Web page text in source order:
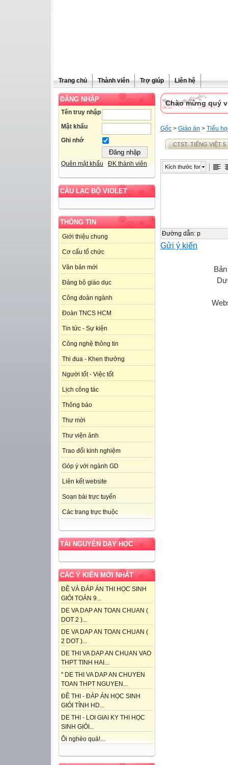
Trang chủ Thành viên Trợ giúp Liên hệ
ĐĂNG NHẬP
Tên truy nhập
Mật khẩu
Ghi nhớ
Quên mật khẩu ĐK thành viên
CÂU LẠC BỘ VIOLET
THÔNG TIN
Giới thiệu chung
Cơ cấu tổ chức
Văn bản mới
Đảng bộ giáo dục
Công đoàn ngành
Đoàn TNCS HCM
Tin tức - Sự kiện
Công nghệ thông tin
Thi đua - Khen thưởng
Người tốt - Việc tốt
Lịch công tác
Thông báo
Thư mời
Thư viện ảnh
Trao đổi kinh nghiệm
Góp ý với ngành GD
Liên kết website
Soạn bài trực tuyến
Các trang trực thuộc
TÀI NGUYÊN DẠY HỌC
CÁC Ý KIẾN MỚI NHẤT
ĐỀ VÀ ĐÁP ÁN THI HỌC SINH
GIỎI TOÁN 9...
DE VA DAP AN TOAN CHUAN (
DOT 2 )...
DE VA DAP AN TOAN CHUAN (
2 DOT )...
DE THI VA DAP AN CHUAN VAO
THPT TINH HAI...
" DE THI VA DAP AN CHUYEN
TOAN THPT NGUYEN...
ĐỀ THI - ĐÁP ÁN HỌC SINH
GIỎI TỈNH HD...
DE THI - LOI GIAI KY THI HỌC
SINH GIỎI...
Ôi nghèo quá!...
Chào mừng quý
Gốc > Giáo án > Tiểu
CTST. TIẾNG VIỆT 5
Kích thước font
Đường dẫn: p
Gửi ý kiến